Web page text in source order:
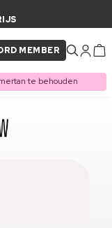
MEMBER
te behouden